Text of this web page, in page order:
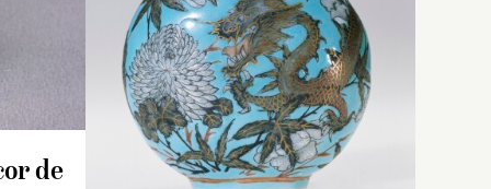
quatre
les
sur le
de